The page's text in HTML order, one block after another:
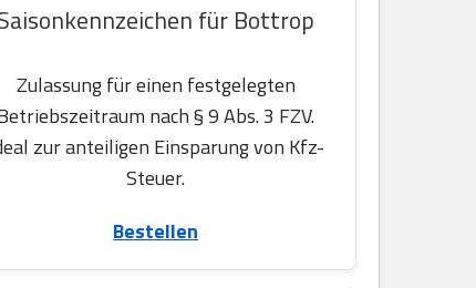
für Bottrop
Zulassung für einen festgelegten
nach § 9 Abs. 3 FZV.
zur anteiligen Einsparung von Kfz-
Steuer.
Bestellen